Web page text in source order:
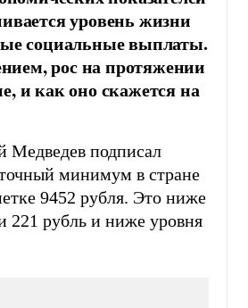
уровень жизни
социальные выплаты.
рос на протяжении
и как оно скажется на
Медведев подписал
минимум в стране
9452 рубля. Это ниже
221 рубль и ниже уровня